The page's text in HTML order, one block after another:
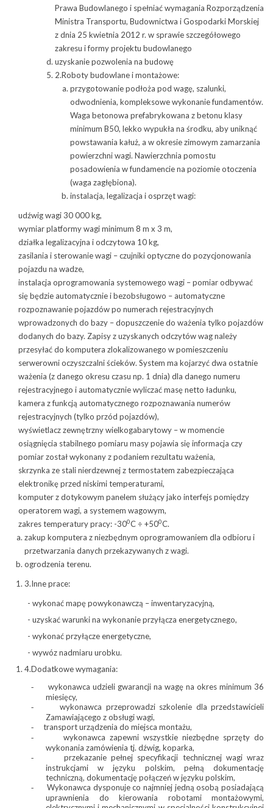
Prawa Budowlanego i spełniać wymagania Rozporządzenia
Ministra Transportu, Budownictwa i Gospodarki Morskiej
z dnia 25 kwietnia 2012 r. w sprawie szczegółowego
zakresu i formy projektu budowlanego
uzyskanie pozwolenia na budowę
2.Roboty budowlane i montażowe:
przygotowanie podłoża pod wagę, szalunki,
odwodnienia, kompleksowe wykonanie fundamentów.
Waga betonowa prefabrykowana z betonu klasy
minimum B50, lekko wypukła na środku, aby uniknąć
powstawania kałuż, a w okresie zimowym zamarzania
powierzchni wagi. Nawierzchnia pomostu
posadowienia w fundamencie na poziomie otoczenia
(waga zagłębiona).
instalacja, legalizacja i osprzęt wagi:
udźwig wagi 30 000 kg,
wymiar platformy wagi minimum 8 m x 3 m,
działka legalizacyjna i odczytowa 10 kg,
zasilania i sterowanie wagi – czujniki optyczne do pozycjonowania
pojazdu na wadze,
instalacja oprogramowania systemowego wagi – pomiar odbywać
się będzie automatycznie i bezobsługowo – automatyczne
rozpoznawanie pojazdów po numerach rejestracyjnych
wprowadzonych do bazy – dopuszczenie do ważenia tylko pojazdów
dodanych do bazy. Zapisy z uzyskanych odczytów wag należy
przesyłać do komputera zlokalizowanego w pomieszczeniu
serwerowni oczyszczalni ścieków. System ma kojarzyć dwa ostatnie
ważenia (z danego okresu czasu np. 1 dnia) dla danego numeru
rejestracyjnego i automatycznie wyliczać masę netto ładunku,
kamera z funkcją automatycznego rozpoznawania numerów
rejestracyjnych (tylko przód pojazdów),
wyświetlacz zewnętrzny wielkogabarytowy – w momencie
osiągnięcia stabilnego pomiaru masy pojawia się informacja czy
pomiar został wykonany z podaniem rezultatu ważenia,
skrzynka ze stali nierdzewnej z termostatem zabezpieczająca
elektronikę przed niskimi temperaturami,
komputer z dotykowym panelem służący jako interfejs pomiędzy
operatorem wagi, a systemem wagowym,
zakres temperatury pracy: -300C ÷ +500C.
zakup komputera z niezbędnym oprogramowaniem dla odbioru i
przetwarzania danych przekazywanych z wagi.
ogrodzenia terenu.
3.Inne prace:
- wykonać mapę powykonawczą – inwentaryzacyjną,
- uzyskać warunki na wykonanie przyłącza energetycznego,
- wykonać przyłącze energetyczne,
- wywóz nadmiaru urobku.
4.Dodatkowe wymagania:
-
wykonawca udzieli gwarancji na wagę na okres minimum 36
miesięcy,
-
wykonawca przeprowadzi szkolenie dla przedstawicieli
Zamawiającego z obsługi wagi,
- transport urządzenia do miejsca montażu,
-
wykonawca zapewni wszystkie niezbędne sprzęty do
wykonania zamówienia tj. dźwig, koparka,
-
przekazanie pełnej specyfikacji technicznej wagi wraz
instrukcjami w języku polskim, pełną dokumentację
techniczną, dokumentację połączeń w języku polskim,
-
Wykonawca dysponuje co najmniej jedną osobą posiadającą
uprawnienia do kierowania robotami montażowymi,